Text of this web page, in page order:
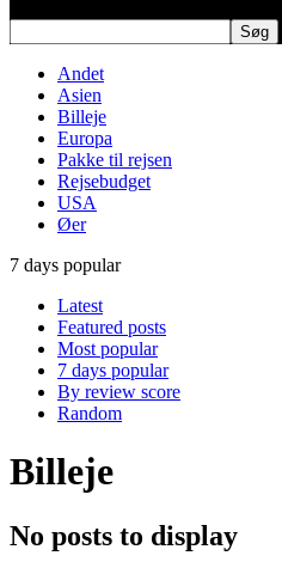
Andet
Asien
Billeje
Europa
Pakke til rejsen
Rejsebudget
USA
Øer
7 days popular
Latest
Featured posts
Most popular
7 days popular
By review score
Random
Billeje
No posts to display